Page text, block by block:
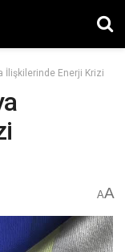
İlişkilerinde Enerji Krizi
AA